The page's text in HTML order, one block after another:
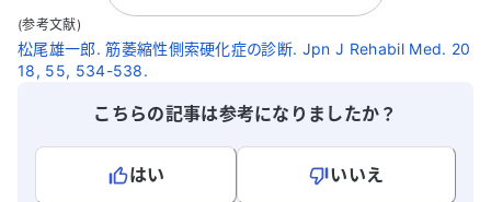
ない、顔や身体中の筋肉が動かしづらい、
飲み込みにくい、耳が聞こえづらい、口元
の筋肉が動かしづらくしゃべりにくいなど
です。超音波でもファシキュレーションが
確認されています。 内科のかかりつけ医は
ん。最近は1日ごとに進行する感じで、非
うとすると
(参考文献)
松尾雄一郎. 筋萎縮性側索硬化症の診断. Jpn J Rehabil Med. 20
18, 55, 534-538.
こちらの記事は参考になりましたか？
はい
いいえ